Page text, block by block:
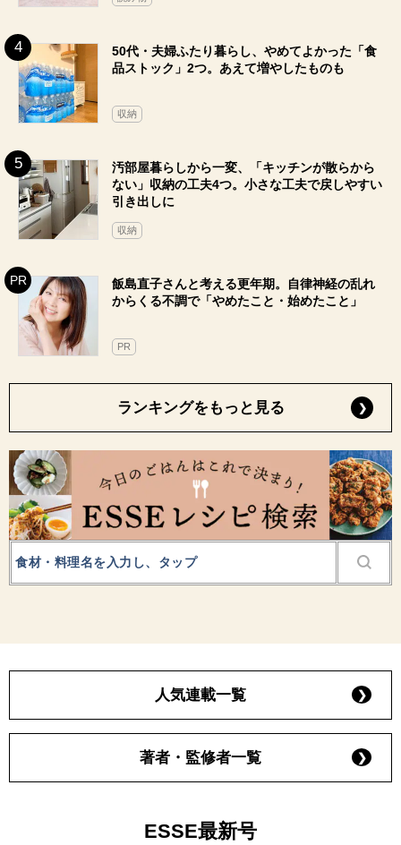
50代・夫婦ふたり暮らし、やめてよかった「食
品ストック」2つ。あえて増やしたものも
収納
汚部屋暮らしから一変、「キッチンが散らから
ない」収納の工夫4つ。小さな工夫で戻しやすい
引き出しに
収納
飯島直子さんと考える更年期。自律神経の乱れ
からくる不調で「やめたこと・始めたこと」
PR
ランキングをもっと見る
人気連載一覧
著者・監修者一覧
ESSE最新号